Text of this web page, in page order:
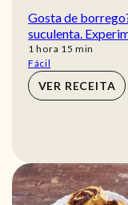
Gosta de
suculenta.
1 hora
hora 15 min
min
Fácil
VER RECEITA